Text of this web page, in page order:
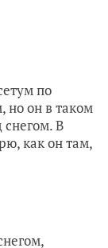
по
В
как он там,